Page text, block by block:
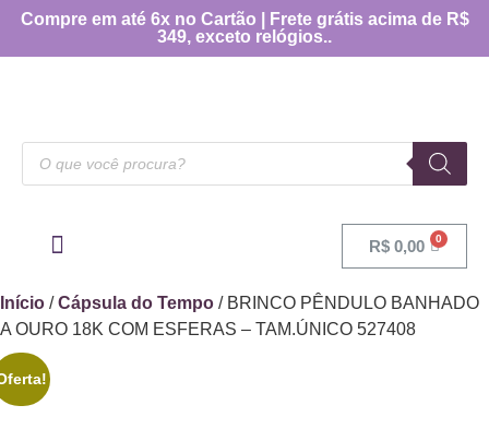
Compre em até 6x no Cartão | Frete grátis acima de R$
349, exceto relógios..
R$ 0,00
Início /Cápsula do Tempo / BRINCO PÊNDULO BANHADO
A OURO 18K COM ESFERAS – TAM.ÚNICO 527408